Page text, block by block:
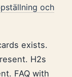
och
exists.
H2s
FAQ with